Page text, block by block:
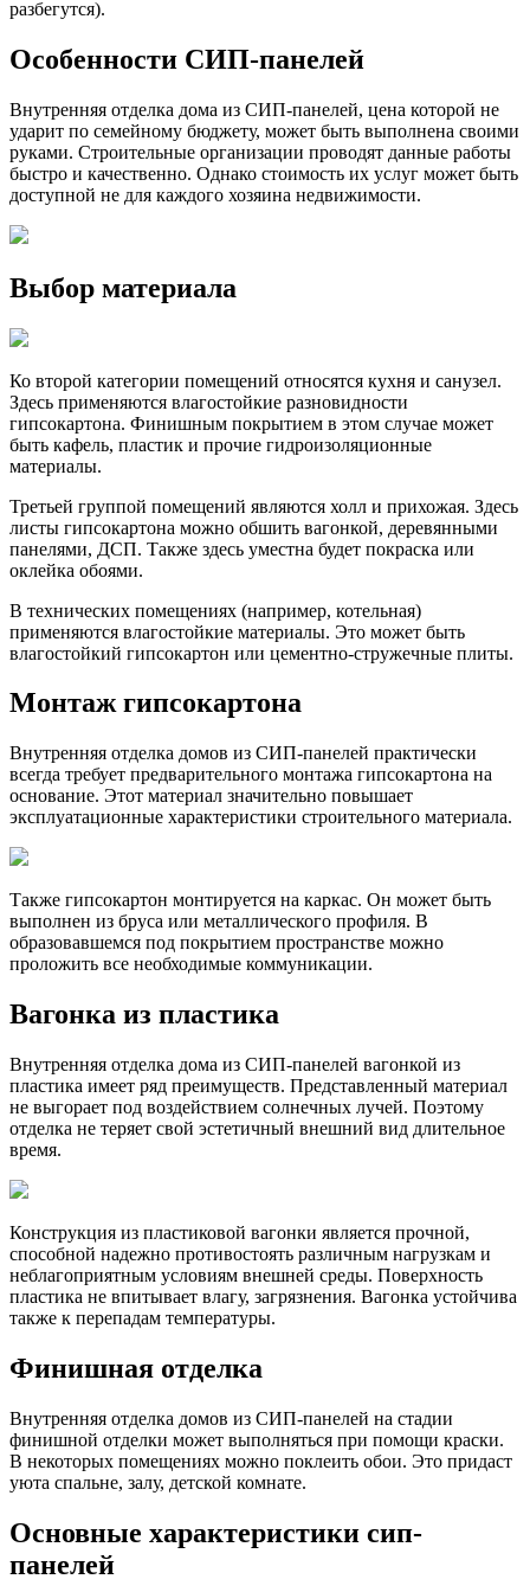
разбегутся).
Особенности СИП-панелей
Внутренняя отделка дома из СИП-панелей, цена которой не
ударит по семейному бюджету, может быть выполнена своими
руками. Строительные организации проводят данные работы
быстро и качественно. Однако стоимость их услуг может быть
доступной не для каждого хозяина недвижимости.
Выбор материала
Ко второй категории помещений относятся кухня и санузел.
Здесь применяются влагостойкие разновидности
гипсокартона. Финишным покрытием в этом случае может
быть кафель, пластик и прочие гидроизоляционные
материалы.
Третьей группой помещений являются холл и прихожая. Здесь
листы гипсокартона можно обшить вагонкой, деревянными
панелями, ДСП. Также здесь уместна будет покраска или
оклейка обоями.
В технических помещениях (например, котельная)
применяются влагостойкие материалы. Это может быть
влагостойкий гипсокартон или цементно-стружечные плиты.
Монтаж гипсокартона
Внутренняя отделка домов из СИП-панелей практически
всегда требует предварительного монтажа гипсокартона на
основание. Этот материал значительно повышает
эксплуатационные характеристики строительного материала.
Также гипсокартон монтируется на каркас. Он может быть
выполнен из бруса или металлического профиля. В
образовавшемся под покрытием пространстве можно
проложить все необходимые коммуникации.
Вагонка из пластика
Внутренняя отделка дома из СИП-панелей вагонкой из
пластика имеет ряд преимуществ. Представленный материал
не выгорает под воздействием солнечных лучей. Поэтому
отделка не теряет свой эстетичный внешний вид длительное
время.
Конструкция из пластиковой вагонки является прочной,
способной надежно противостоять различным нагрузкам и
неблагоприятным условиям внешней среды. Поверхность
пластика не впитывает влагу, загрязнения. Вагонка устойчива
также к перепадам температуры.
Финишная отделка
Внутренняя отделка домов из СИП-панелей на стадии
финишной отделки может выполняться при помощи краски.
В некоторых помещениях можно поклеить обои. Это придаст
уюта спальне, залу, детской комнате.
Основные характеристики сип-
панелей